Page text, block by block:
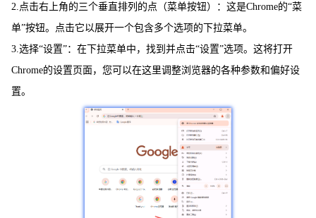
2.点击右上角的三个垂直排列的点（菜单按钮）：这是Chrome的“菜
单”按钮。点击它以展开一个包含多个选项的下拉菜单。
3.选择“设置”：在下拉菜单中，找到并点击“设置”选项。这将打开
Chrome的设置页面，您可以在这里调整浏览器的各种参数和偏好设
置。